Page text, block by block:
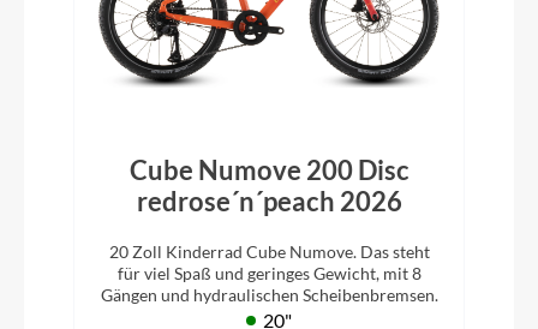
Cube Numove 200 Disc
redrose´n´peach 2026
20 Zoll Kinderrad Cube Numove. Das steht
für viel Spaß und geringes Gewicht, mit 8
Gängen und hydraulischen Scheibenbremsen.
20"